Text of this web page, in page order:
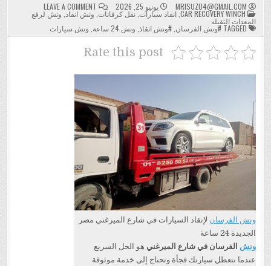
MRISUZU4@GMAIL.COM يونيو 25, 2026 LEAVE A COMMENT
ON
ونش
الفرسان
السيارات
POSTED
IN
CAR RECOVERY WINCH
,انقاذ سيارات ,نقل كرفانات ونش انقاذ ونش لرفع
المعدات الثقيله
#ونش الفرسان ,#ونش انقاذ ونش 24 ساعة ونش سيارات
Rate this post
ونش الفرسان لإنقاذ السيارات في شارع الميرغني مصر
الجديدة 24 ساعة
ونش الفرسان في شارع الميرغني هو الحل السريع
عندما تتعطل سيارتك فجأة وتحتاج إلى خدمة موثوقة